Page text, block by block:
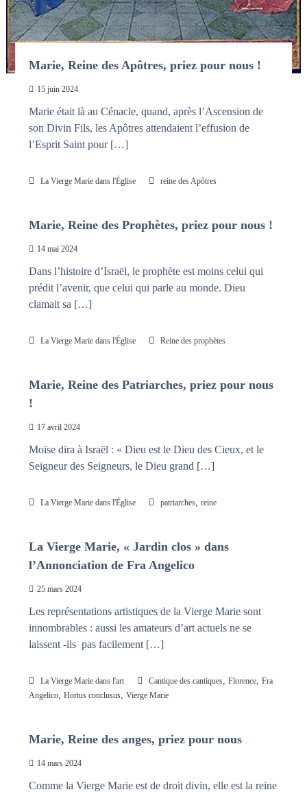
Marie, Reine des Apôtres, priez pour nous !
15 juin 2024
Marie était là au Cénacle, quand, après l’Ascension de
son Divin Fils, les Apôtres attendaient l’effusion de
l’Esprit Saint pour […]
La Vierge Marie dans l'Église reine des Apôtres
Marie, Reine des Prophètes, priez pour nous !
14 mai 2024
Dans l’histoire d’Israël, le prophète est moins celui qui
prédit l’avenir, que celui qui parle au monde. Dieu
clamait sa […]
La Vierge Marie dans l'Église Reine des prophètes
Marie, Reine des Patriarches, priez pour nous
!
17 avril 2024
Moïse dira à Israël : « Dieu est le Dieu des Cieux, et le
Seigneur des Seigneurs, le Dieu grand […]
La Vierge Marie dans l'Église patriarches, reine
La Vierge Marie, « Jardin clos » dans
l’Annonciation de Fra Angelico
25 mars 2024
Les représentations artistiques de la Vierge Marie sont
innombrables : aussi les amateurs d’art actuels ne se
laissent -ils pas facilement […]
La Vierge Marie dans l'art Cantique des cantiques, Florence, Fra
Angelico, Hortus conclusus, Vierge Marie
Marie, Reine des anges, priez pour nous
14 mars 2024
Comme la Vierge Marie est de droit divin, elle est la reine